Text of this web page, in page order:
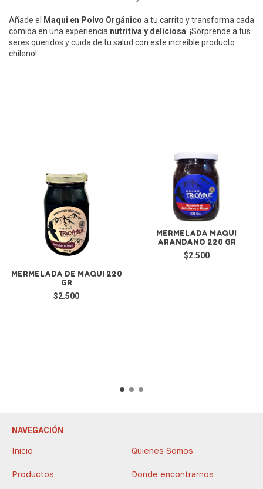
Añade el Maqui en Polvo Orgánico a tu carrito y transforma cada
comida en una experiencia nutritiva y deliciosa . ¡Sorprende a tus
seres queridos y cuida de tu salud con este increíble producto
chileno!
MERMELADA DE MAQUI 220
GR
$2.500
MERMELADA MAQUI
ARANDANO 220 GR
$2.500
NAVEGACIÓN
Inicio Quienes Somos
Productos Donde encontrarnos